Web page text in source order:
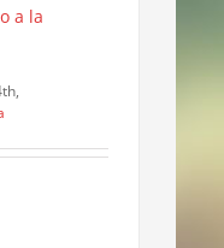
a la